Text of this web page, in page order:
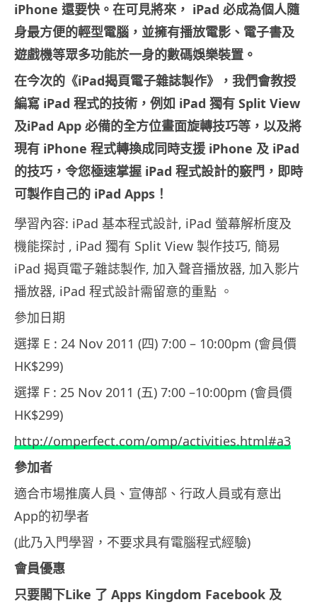
iPhone 還要快。在可見將來， iPad 必成為個人隨
身最方便的輕型電腦，並擁有播放電影、電子書及
遊戲機等眾多功能於一身的數碼娛樂裝置。
在今次的《iPad揭頁電子雜誌製作》，我們會教授
編寫 iPad 程式的技術，例如 iPad 獨有 Split View
及iPad App 必備的全方位畫面旋轉技巧等，以及將
現有 iPhone 程式轉換成同時支援 iPhone 及 iPad
的技巧，令您極速掌握 iPad 程式設計的竅門，即時
可製作自己的 iPad Apps ！
學習內容: iPad 基本程式設計, iPad 螢幕解析度及
機能探討 , iPad 獨有 Split View 製作技巧, 簡易
iPad 揭頁電子雜誌製作, 加入聲音播放器, 加入影片
播放器, iPad 程式設計需留意的重點 。
參加日期
選擇 E : 24 Nov 2011 (四) 7:00 – 10:00pm (會員價
HK$299)
選擇 F : 25 Nov 2011 (五) 7:00 –10:00pm (會員價
HK$299)
http://omperfect.com/omp/activities.html#a3
參加者
適合市場推廣人員、宣傳部、行政人員或有意出
App的初學者
(此乃入門學習，不要求具有電腦程式經驗)
會員優惠
只要閣下Like 了 Apps Kingdom Facebook 及